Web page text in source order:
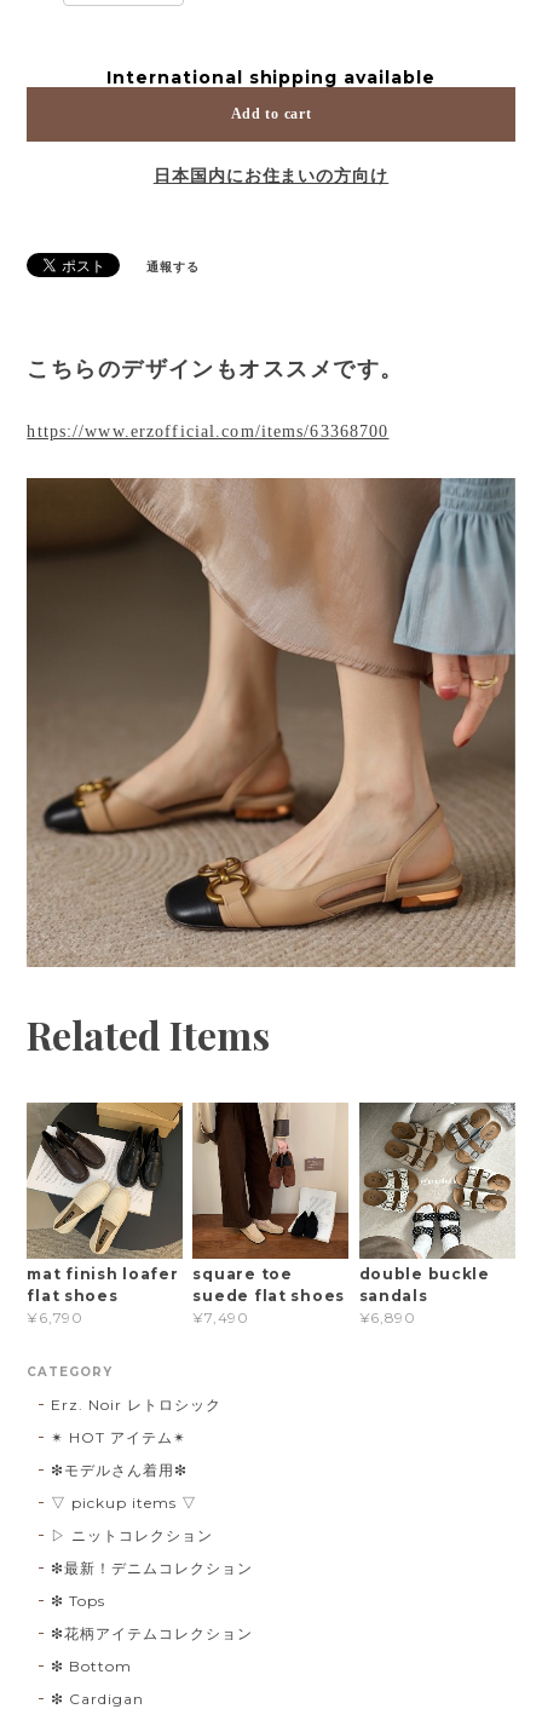
International shipping available
Add to cart
日本国内にお住まいの方向け
通報する
こちらのデザインもオススメです。
https://www.erzofficial.com/items/63368700
Related Items
mat finish loafer
flat shoes
¥6,790
square toe
suede flat shoes
¥7,490
double buckle
sandals
¥6,890
CATEGORY
Erz. Noir レトロシック
✴︎ HOT アイテム✴︎
❇︎モデルさん着用❇︎
▽ pickup items ▽
▷ ニットコレクション
❇︎最新！デニムコレクション
❇︎ Tops
❇︎花柄アイテムコレクション
❇︎ Bottom
❇︎ Cardigan